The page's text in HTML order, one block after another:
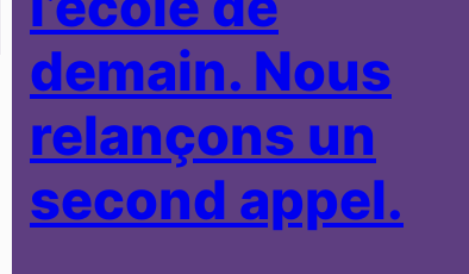
demain. Nous
relançons un
second appel.